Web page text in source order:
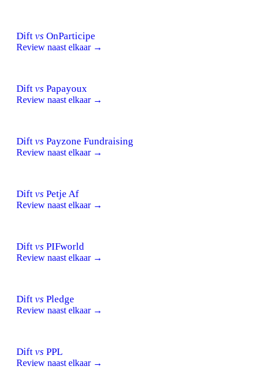
Dift vs OnParticipe
Review naast elkaar →
Dift vs Papayoux
Review naast elkaar →
Dift vs Payzone Fundraising
Review naast elkaar →
Dift vs Petje Af
Review naast elkaar →
Dift vs PIFworld
Review naast elkaar →
Dift vs Pledge
Review naast elkaar →
Dift vs PPL
Review naast elkaar →